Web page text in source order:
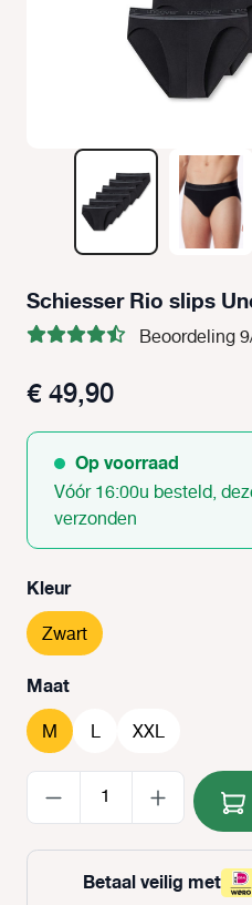
Schiesser Rio slips
Beoordeling
€ 49,90
Op voorraad
Vóór 16:00u besteld,
verzonden
Selecteer
Kleur
Zwart
Selecteer
Maat
M L XXL
Betaal veilig met